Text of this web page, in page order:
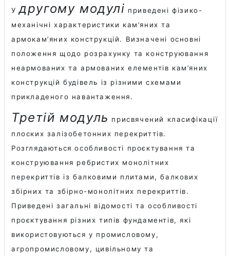
Удругому модулі приведені фізико-
механічні характеристики кам’яних та
армокам’яних конструкцій. Визначені основні
положення щодо розрахунку та конструювання
неармованих та армованих елементів кам’яних
конструкцій будівель із різними схемами
прикладеного навантаження.
Третій модуль присвячений класифікації
плоских залiзобетонних перекриттів.
Розглядаються особливості проєктування та
конструювання ребристих монолiтних
перекриттів із балковими плитами, балкових
збiрних та збірно-монолітних перекриттів.
Приведені загальні відомості та особливості
проєктування різних типів фундаментів, які
використовуються у промисловому,
агропромисловому, цивільному та